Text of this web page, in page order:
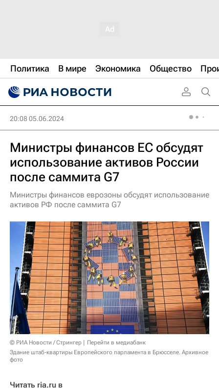
Политика В мире Экономика Общество
20:08 05.06.2024
Министры финансов ЕС обсудят
использование активов России
после саммита G7
Министры финансов еврозоны обсудят использование
активов РФ после саммита G7
© РИА Новости / Стрингер
Перейти в медиабанк
Здание штаб-квартиры Европейского парламента в Брюсселе. Архивное
фото
Читать ria.ru в